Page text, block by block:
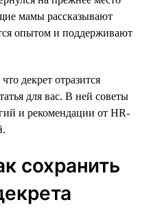
мамы рассказывают
опытом и поддерживают
декрет отразится
для вас. В ней советы
и рекомендации от HR-
сохранить